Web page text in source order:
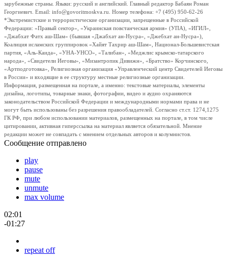
зарубежные страны. Языки: русский и английский. Главный редактор Бабаян Роман
Георгиевич. Email: info@govoritmoskva.ru. Номер телефона: +7 (495) 950-62-26
*Экстремистские и террористические организации, запрещенные в Российской
Федерации: «Правый сектор», «Украинская повстанческая армия» (УПА), «ИГИЛ»,
«Джабхат Фатх аш-Шам» (бывшая «Джабхат ан-Нусра», «Джебхат ан-Нусра»),
Коалиция исламских группировок «Хайят Тахрир аш-Шам», Национал-Большевистская
партия, «Аль-Каида», «УНА-УНСО», «Талибан», «Меджлис крымско-татарского
народа», «Свидетели Иеговы», «Мизантропик Дивижн», «Братство» Корчинского,
«Артподготовка», Религиозная организация «Управленческий центр Свидетелей Иеговы
в России» и входящие в ее структуру местные религиозные организации.
Информация, размещенная на портале, а именно: текстовые материалы, элементы
дизайна, логотипы, товарные знаки, фотографии, видео и аудио охраняются
законодательством Российской Федерации и международными нормами права и не
могут быть использованы без разрешения правообладателей. Согласно ст.ст. 1274,1275
ГК РФ, при любом использовании материалов, размещенных на портале, в том числе
цитировании, активная гиперссылка на материал является обязательной. Мнение
редакции может не совпадать с мнением отдельных авторов и колумнистов.
Сообщение отправлено
play
pause
mute
unmute
max volume
02:01
-01:27
repeat off